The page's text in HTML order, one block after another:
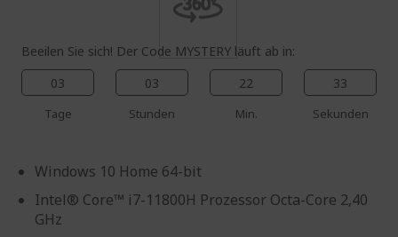
Beeilen Sie sich! Der Code MYSTERY läuft ab in:
03
Tage
03
Stunden
22
Min.
32
Sekunden
Windows 10 Home 64-bit
Intel® Core™ i7-11800H Prozessor Octa-Core 2,40
GHz